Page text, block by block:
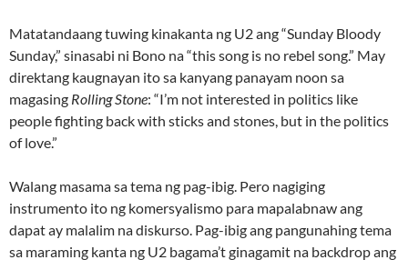
Matatandaang tuwing kinakanta ng U2 ang “Sunday Bloody
Sunday,” sinasabi ni Bono na “this song is no rebel song.” May
direktang kaugnayan ito sa kanyang panayam noon sa
magasing Rolling Stone: “I’m not interested in politics like
people fighting back with sticks and stones, but in the politics
of love.”
Walang masama sa tema ng pag-ibig. Pero nagiging
instrumento ito ng komersyalismo para mapalabnaw ang
dapat ay malalim na diskurso. Pag-ibig ang pangunahing tema
sa maraming kanta ng U2 bagama’t ginagamit na backdrop ang